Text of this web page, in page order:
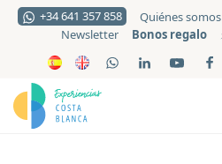
+34 641 357 858 Quiénes somos
Newsletter
Bonos regalo